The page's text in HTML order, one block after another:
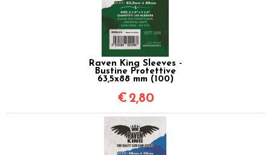
Raven King Sleeves -
Bustine Protettive
63,5x88 mm (100)
€ 2,80